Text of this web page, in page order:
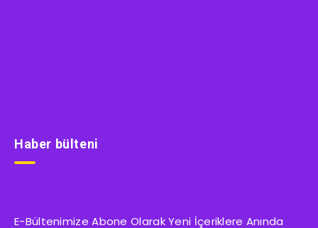
Haber bülteni
E-Bültenimize Abone Olarak Yeni İçeriklere Anında